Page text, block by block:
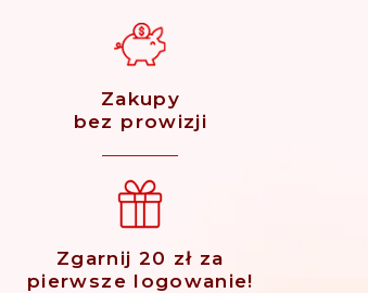
Zakupy
bez prowizji
Zgarnij 20 zł za
pierwsze logowanie!